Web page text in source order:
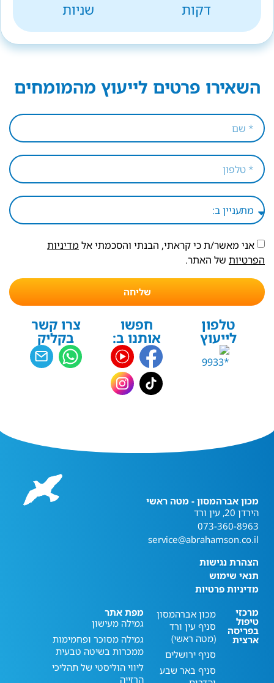
דקות
שניות
השאירו פרטים לייעוץ מהמומחים
אני מאשר/ת כי קראתי, הבנתי והסכמתי אל מדיניות
הפרטיות של האתר.
שליחה
טלפון
לייעוץ
חפשו
אותנו ב:
צרו קשר
בקליק
מכון אברהמסון - מטה ראשי
הירדן 20, עין ורד
073-360-8963
service@abrahamson.co.il
הצהרת נגישות
תנאי שימוש
מדיניות פרטיות
מרכזי
טיפול
בפריסה
ארצית
מכון אברהמסון
סניף עין ורד
(מטה ראשי)
סניף ירושלים
סניף באר שבע
מפת אתר
גמילה מעישון
גמילה מסוכר ופחמימות
ממכרות בשיטה טבעית
ליווי הוליסטי של תהליכי
הרזייה